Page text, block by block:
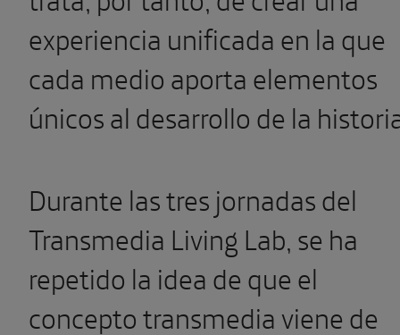
experiencia unificada en la que
cada medio aporta elementos
únicos al desarrollo de la
Durante las tres jornadas del
Transmedia Living Lab, se ha
repetido la idea de que el
concepto transmedia viene de